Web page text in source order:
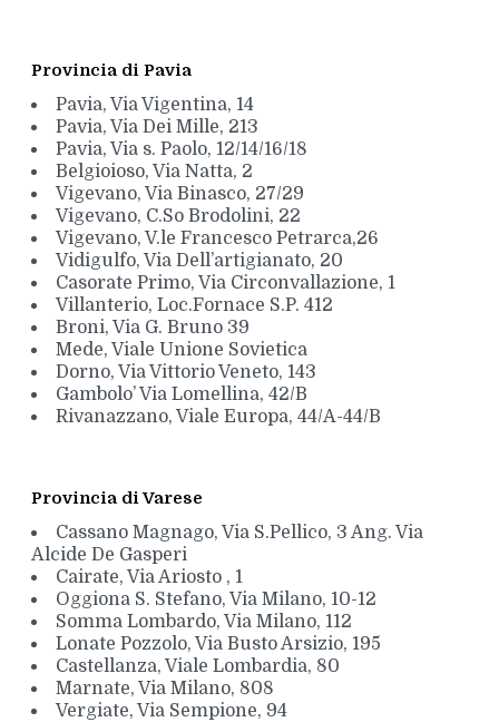
Provincia di Pavia
Pavia, Via Vigentina, 14
Pavia, Via Dei Mille, 213
Pavia, Via s. Paolo, 12/14/16/18
Belgioioso, Via Natta, 2
Vigevano, Via Binasco, 27/29
Vigevano, C.So Brodolini, 22
Vigevano, V.le Francesco Petrarca,26
Vidigulfo, Via Dell’artigianato, 20
Casorate Primo, Via Circonvallazione, 1
Villanterio, Loc.Fornace S.P. 412
Broni, Via G. Bruno 39
Mede, Viale Unione Sovietica
Dorno, Via Vittorio Veneto, 143
Gambolo’ Via Lomellina, 42/B
Rivanazzano, Viale Europa, 44/A-44/B
Provincia di Varese
Cassano Magnago, Via S.Pellico, 3 Ang. Via
Alcide De Gasperi
Cairate, Via Ariosto , 1
Oggiona S. Stefano, Via Milano, 10-12
Somma Lombardo, Via Milano, 112
Lonate Pozzolo, Via Busto Arsizio, 195
Castellanza, Viale Lombardia, 80
Marnate, Via Milano, 808
Vergiate, Via Sempione, 94